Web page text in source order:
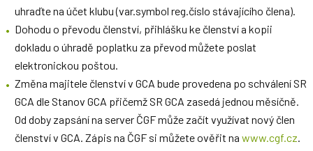
uhraďte na účet klubu (var.symbol reg.číslo stávajícího člena).
Dohodu o převodu členství, přihlášku ke členství a kopii
dokladu o úhradě poplatku za převod můžete poslat
elektronickou poštou.
Změna majitele členství v GCA bude provedena po schválení SR
GCA dle Stanov GCA přičemž SR GCA zasedá jednou měsíčně.
Od doby zapsání na server ČGF může začít využívat nový člen
členství v GCA. Zápis na ČGF si můžete ověřit na www.cgf.cz.